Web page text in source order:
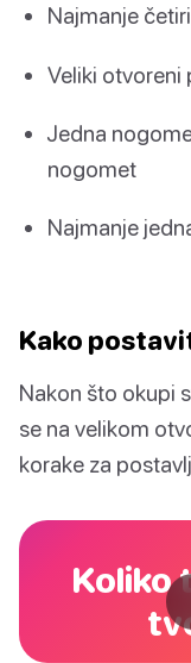
Najmanje
Veliki otvoreni
Jedna
nogomet
Najmanje
Kako
Nakon što okupi
se na velikom
korake za
Koliko